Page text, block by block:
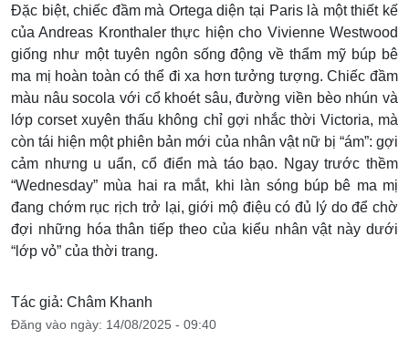
Đặc biệt, chiếc đầm mà Ortega diện tại Paris là một thiết kế
của Andreas Kronthaler thực hiện cho Vivienne Westwood
giống như một tuyên ngôn sống động về thẩm mỹ búp bê
ma mị hoàn toàn có thể đi xa hơn tưởng tượng. Chiếc đầm
màu nâu socola với cổ khoét sâu, đường viền bèo nhún và
lớp corset xuyên thấu không chỉ gợi nhắc thời Victoria, mà
còn tái hiện một phiên bản mới của nhân vật nữ bị “ám”: gợi
cảm nhưng u uẩn, cổ điển mà táo bạo. Ngay trước thềm
“Wednesday” mùa hai ra mắt, khi làn sóng búp bê ma mị
đang chớm rục rịch trở lại, giới mộ điệu có đủ lý do để chờ
đợi những hóa thân tiếp theo của kiểu nhân vật này dưới
“lớp vỏ” của thời trang.
Tác giả: Châm Khanh
Đăng vào ngày: 14/08/2025 - 09:40